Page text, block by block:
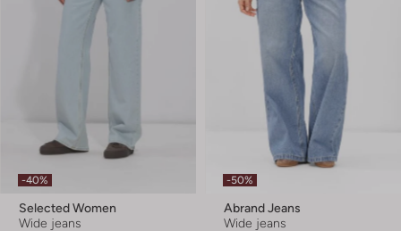
-40%
Selected Women
Wide jeans
-50%
Abrand Jeans
Wide jeans